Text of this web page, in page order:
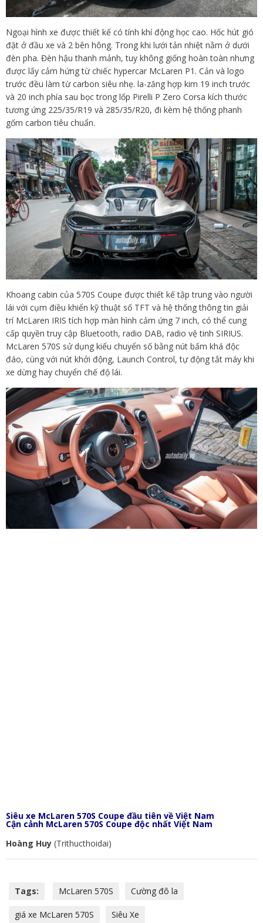
Ngoại hình xe được thiết kế có tính khí động học cao. Hốc hút gió
đặt ở đầu xe và 2 bên hông. Trong khi lưới tản nhiệt nằm ở dưới
đèn pha. Đèn hậu thanh mảnh, tuy không giống hoàn toàn nhưng
được lấy cảm hứng từ chiếc hypercar McLaren P1. Cản và logo
trước đều làm từ carbon siêu nhẹ. la-zăng hợp kim 19 inch trước
và 20 inch phía sau bọc trong lốp Pirelli P Zero Corsa kích thước
tương ứng 225/35/R19 và 285/35/R20, đi kèm hệ thống phanh
gốm carbon tiêu chuẩn.
Khoang cabin của 570S Coupe được thiết kế tập trung vào người
lái với cụm điều khiển kỹ thuật số TFT và hệ thống thông tin giải
trí McLaren IRIS tích hợp màn hình cảm ứng 7 inch, có thể cung
cấp quyền truy cập Bluetooth, radio DAB, radio vệ tinh SIRIUS.
McLaren 570S sử dụng kiểu chuyển số bằng nút bấm khá độc
đáo, cùng với nút khởi động, Launch Control, tự động tắt máy khi
xe dừng hay chuyển chế độ lái.
Siêu xe McLaren 570S Coupe đầu tiên về Việt Nam
Cận cảnh McLaren 570S Coupe độc nhất Việt Nam
Hoàng Huy (Trithucthoidai)
Tags: McLaren 570S Cường đô la
giá xe McLaren 570S Siêu Xe